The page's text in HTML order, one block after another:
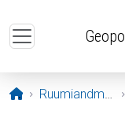
Avaleht
Ruumiandmed